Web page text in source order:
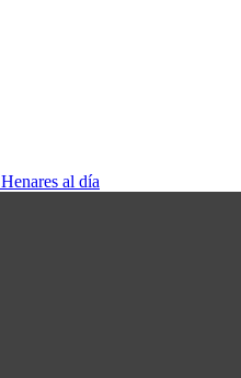
Henares al día